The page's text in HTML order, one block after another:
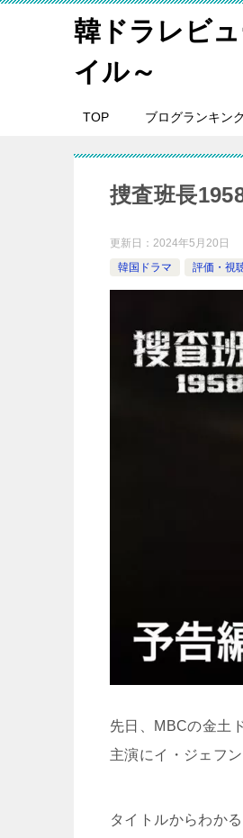
韓ドラレビ
イル～
TOP ブログランキン
捜査班長
更新日： 2024年5月20日
韓国ドラマ
評価・視
先日、MBCの金土
主演にイ・ジェフ
タイトルからわか